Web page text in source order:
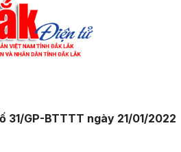
31/GP-BTTTT ngày 21/01/2022